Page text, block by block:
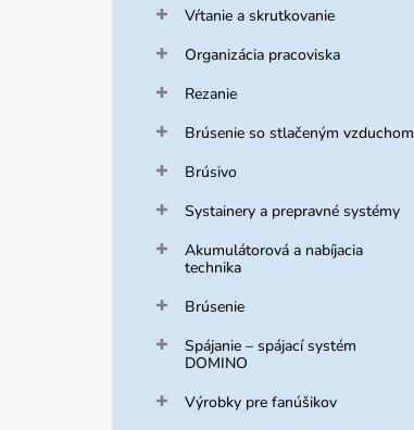
Vŕtanie a skrutkovanie
Organizácia pracoviska
Rezanie
Brúsenie so stlačeným vzduchom
Brúsivo
Systainery a prepravné systémy
Akumulátorová a nabíjacia
technika
Brúsenie
Spájanie – spájací systém
DOMINO
Výrobky pre fanúšikov